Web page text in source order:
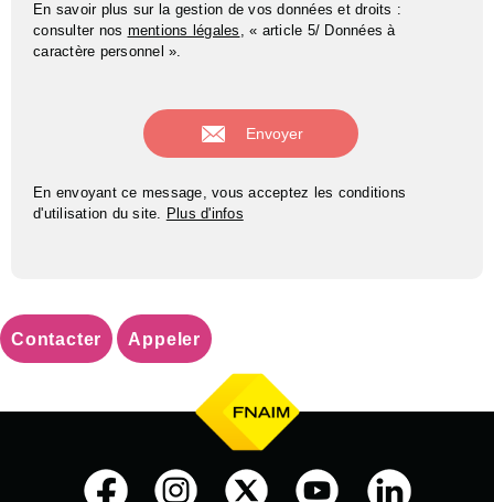
En savoir plus sur la gestion de vos données et droits :
consulter nos mentions légales , « article 5/ Données à
caractère personnel ».
En envoyant ce message, vous acceptez les conditions
d'utilisation du site. Plus d'infos
Contacter Appeler